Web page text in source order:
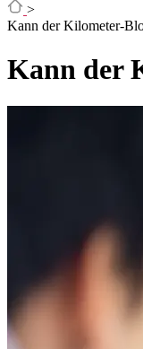
>
Kann der Kilometer-
Kann der